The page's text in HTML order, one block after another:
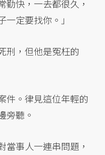
勤快，一去都很久，
定要找你。」
刑，但他是冤枉的
件。律見這位年輕的
旁聽。
當事人一連串問題，